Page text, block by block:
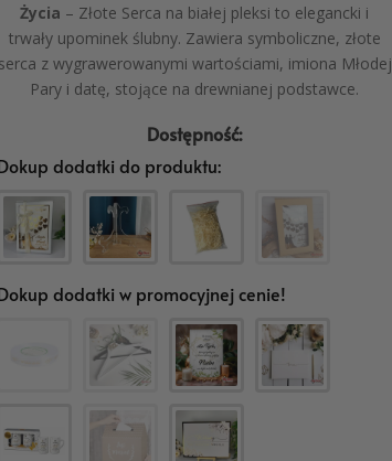
Życia – Złote Serca na białej pleksi to elegancki i
trwały upominek ślubny. Zawiera symboliczne, złote
serca z wygrawerowanymi wartościami, imiona Młodej
Pary i datę, stojące na drewnianej podstawce.
Dostępność:
dodatki do produktu:
dodatki w promocyjnej cenie!